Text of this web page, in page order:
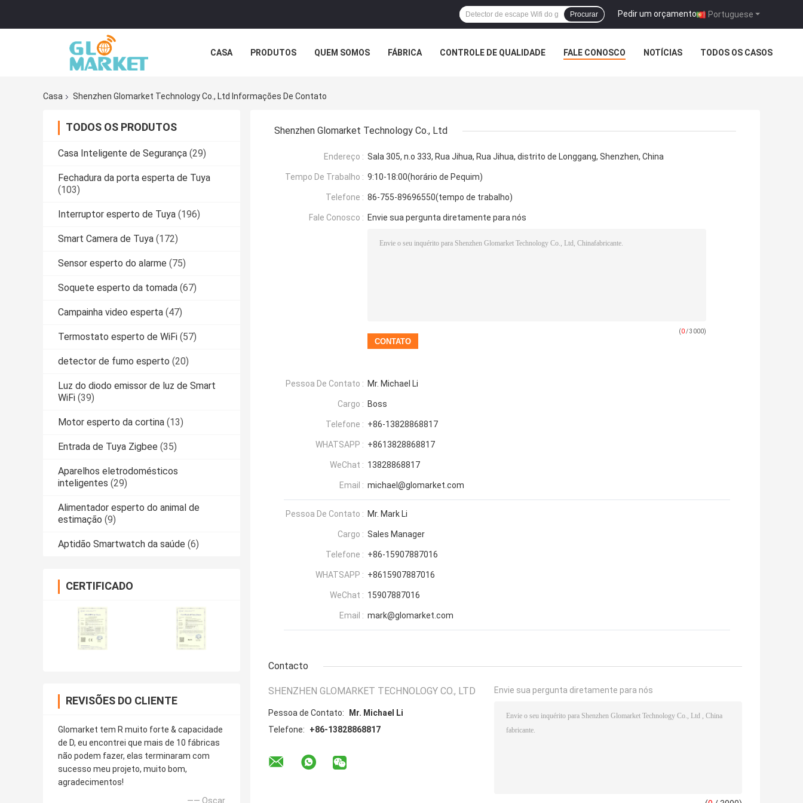
Portuguese
Pedir um orçamento |
Procurar
CASA PRODUTOS QUEM SOMOS FÁBRICA CONTROLE DE QUALIDADE FALE CONOSCO NOTÍCIAS TODOS OS CASOS
Casa Shenzhen Glomarket Technology Co., Ltd Informações De Contato
TODOS OS PRODUTOS
Casa Inteligente de Segurança (29)
Fechadura da porta esperta de Tuya
(103)
Interruptor esperto de Tuya (196)
Smart Camera de Tuya (172)
Sensor esperto do alarme (75)
Soquete esperto da tomada (67)
Campainha video esperta (47)
Termostato esperto de WiFi (57)
detector de fumo esperto (20)
Luz do diodo emissor de luz de Smart
WiFi (39)
Motor esperto da cortina (13)
Entrada de Tuya Zigbee (35)
Aparelhos eletrodomésticos
inteligentes (29)
Alimentador esperto do animal de
estimação (9)
Aptidão Smartwatch da saúde (6)
CERTIFICADO
REVISÕES DO CLIENTE
Glomarket tem R muito forte & capacidade
de D, eu encontrei que mais de 10 fábricas
não podem fazer, elas terminaram com
sucesso meu projeto, muito bom,
agradecimentos!
—— Oscar
Shenzhen Glomarket Technology Co., Ltd
Endereço : Sala 305, n.o 333, Rua Jihua, Rua Jihua, distrito de Longgang, Shenzhen, China
Tempo De Trabalho : 9:10-18:00(horário de Pequim)
Telefone : 86-755-89696550(tempo de trabalho)
Fale Conosco : Envie sua pergunta diretamente para nós
(0/ 3000)
Pessoa De Contato : Mr. Michael Li
Cargo : Boss
Telefone : +86-13828868817
WHATSAPP : +8613828868817
WeChat : 13828868817
Email : michael@glomarket.com
Pessoa De Contato : Mr. Mark Li
Cargo : Sales Manager
Telefone : +86-15907887016
WHATSAPP : +8615907887016
WeChat : 15907887016
Email : mark@glomarket.com
Contacto
SHENZHEN GLOMARKET TECHNOLOGY CO., LTD
Pessoa de Contato:
Mr. Michael Li
Telefone:
+86-13828868817
Envie sua pergunta diretamente para nós